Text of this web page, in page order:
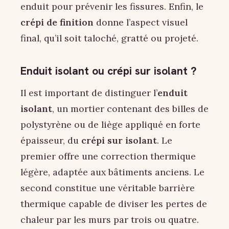
enduit pour prévenir les fissures. Enfin, le
crépi de finition donne l’aspect visuel
final, qu’il soit taloché, gratté ou projeté.
Enduit isolant ou crépi sur isolant ?
Il est important de distinguer l’enduit
isolant, un mortier contenant des billes de
polystyrène ou de liège appliqué en forte
épaisseur, du crépi sur isolant. Le
premier offre une correction thermique
légère, adaptée aux bâtiments anciens. Le
second constitue une véritable barrière
thermique capable de diviser les pertes de
chaleur par les murs par trois ou quatre.